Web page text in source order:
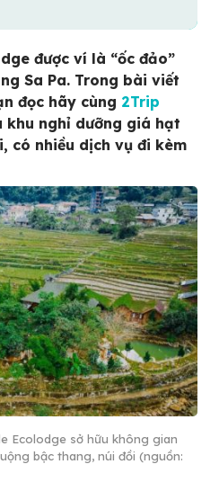
được ví là “ốc đảo”
Sa Pa. Trong bài viết
đọc hãy cùng 2Trip
khu nghỉ dưỡng giá hạt
có nhiều dịch vụ đi kèm
Ecolodge sở hữu không gian
bậc thang, núi đồi (nguồn: